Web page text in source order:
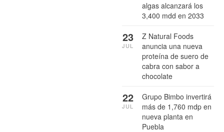
algas alcanzará los
3,400 mdd en 2033
Z Natural Foods
anuncia una nueva
proteína de suero de
cabra con sabor a
chocolate
23
JUL
Grupo Bimbo invertirá
más de 1,760 mdp en
nueva planta en
Puebla
22
JUL